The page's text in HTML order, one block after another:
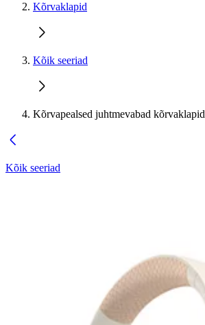
Kõrvaklapid
Kõik seeriad
Kõrvapealsed juhtmevabad kõrvaklapid
Kõik seeriad